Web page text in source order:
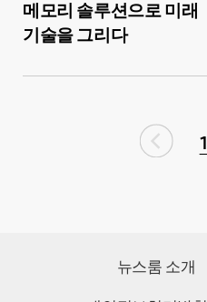
메모리 솔루션으로 미래
기술을 그리다
1
뉴스룸 소개